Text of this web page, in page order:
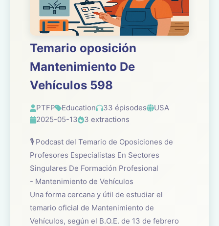
Temario oposición
Mantenimiento De
Vehículos 598
PTFP Education 33 épisodes
USA
2025-05-13
3 extractions
🎙️ Podcast del Temario de Oposiciones de
Profesores Especialistas En Sectores
Singulares De Formación Profesional
- Mantenimiento de Vehículos
Una forma cercana y útil de estudiar el
temario oficial de Mantenimiento de
Vehículos, según el B.O.E. de 13 de febrero